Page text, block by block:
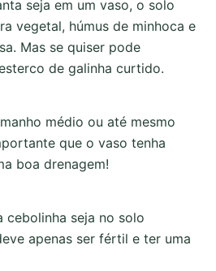
seja em um vaso, o solo
vegetal, húmus de minhoca e
Mas se quiser pode
de galinha curtido.
médio ou até mesmo
que o vaso tenha
boa drenagem!
seja no solo
apenas ser fértil e ter uma